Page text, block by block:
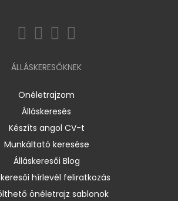
ÁLLÁSKERESŐKNEK
Önéletrajzom
Álláskeresés
Készíts angol CV-t
Munkáltató keresése
Álláskeresői Blog
hírlevél feliratkozás
önéletrajz sablonok